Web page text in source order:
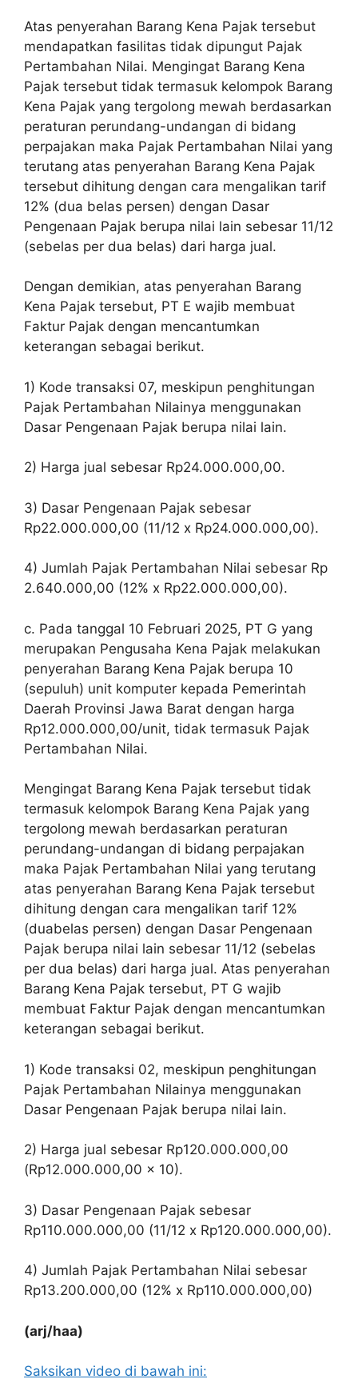
Atas penyerahan Barang Kena Pajak tersebut
mendapatkan fasilitas tidak dipungut Pajak
Pertambahan Nilai. Mengingat Barang Kena
Pajak tersebut tidak termasuk kelompok Barang
Kena Pajak yang tergolong mewah berdasarkan
peraturan perundang-undangan di bidang
perpajakan maka Pajak Pertambahan Nilai yang
terutang atas penyerahan Barang Kena Pajak
tersebut dihitung dengan cara mengalikan tarif
12% (dua belas persen) dengan Dasar
Pengenaan Pajak berupa nilai lain sebesar 11/12
(sebelas per dua belas) dari harga jual.
Dengan demikian, atas penyerahan Barang
Kena Pajak tersebut, PT E wajib membuat
Faktur Pajak dengan mencantumkan
keterangan sebagai berikut.
1) Kode transaksi 07, meskipun penghitungan
Pajak Pertambahan Nilainya menggunakan
Dasar Pengenaan Pajak berupa nilai lain.
2) Harga jual sebesar Rp24.000.000,00.
3) Dasar Pengenaan Pajak sebesar
Rp22.000.000,00 (11/12 x Rp24.000.000,00).
4) Jumlah Pajak Pertambahan Nilai sebesar Rp
2.640.000,00 (12% x Rp22.000.000,00).
c. Pada tanggal 10 Februari 2025, PT G yang
merupakan Pengusaha Kena Pajak melakukan
penyerahan Barang Kena Pajak berupa 10
(sepuluh) unit komputer kepada Pemerintah
Daerah Provinsi Jawa Barat dengan harga
Rp12.000.000,00/unit, tidak termasuk Pajak
Pertambahan Nilai.
Mengingat Barang Kena Pajak tersebut tidak
termasuk kelompok Barang Kena Pajak yang
tergolong mewah berdasarkan peraturan
perundang-undangan di bidang perpajakan
maka Pajak Pertambahan Nilai yang terutang
atas penyerahan Barang Kena Pajak tersebut
dihitung dengan cara mengalikan tarif 12%
(duabelas persen) dengan Dasar Pengenaan
Pajak berupa nilai lain sebesar 11/12 (sebelas
per dua belas) dari harga jual. Atas penyerahan
Barang Kena Pajak tersebut, PT G wajib
membuat Faktur Pajak dengan mencantumkan
keterangan sebagai berikut.
1) Kode transaksi 02, meskipun penghitungan
Pajak Pertambahan Nilainya menggunakan
Dasar Pengenaan Pajak berupa nilai lain.
2) Harga jual sebesar Rp120.000.000,00
(Rp12.000.000,00 x 10).
3) Dasar Pengenaan Pajak sebesar
Rp110.000.000,00 (11/12 x Rp120.000.000,00).
4) Jumlah Pajak Pertambahan Nilai sebesar
Rp13.200.000,00 (12% x Rp110.000.000,00)
(arj/haa)
Saksikan video di bawah ini: